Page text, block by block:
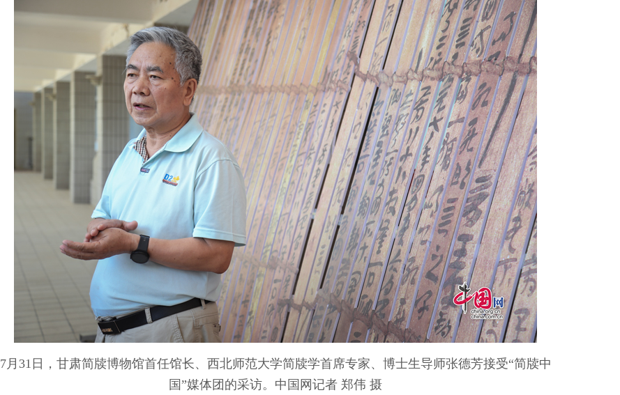
7月31日，甘肃简牍博物馆首任馆长、西北师范大学简牍学首席专家、博士生导师张德芳接受“简牍中
国”媒体团的采访。中国网记者 郑伟 摄